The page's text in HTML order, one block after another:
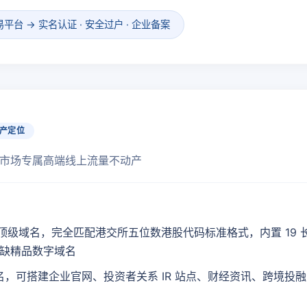
台 → 实名认证 · 安全过户 · 企业备案
定位
场专属高端线上流量不动产
级域名，完全匹配港交所五位数港股代码标准格式，内置 19
精品数字域名
可搭建企业官网、投资者关系 IR 站点、财经资讯、跨境投